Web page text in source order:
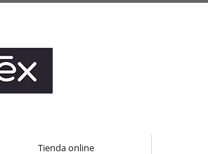
Tienda online